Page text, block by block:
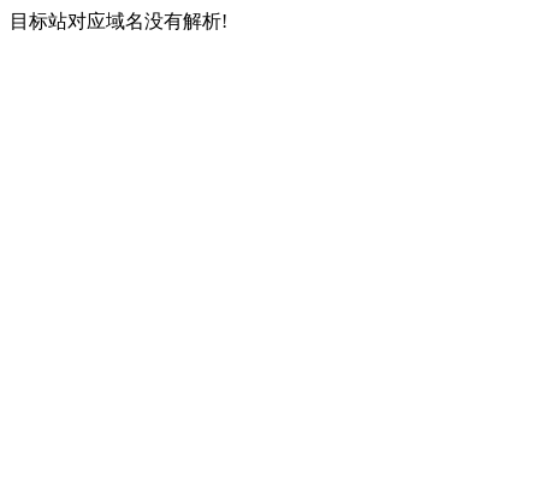
目标站对应域名没有解析!